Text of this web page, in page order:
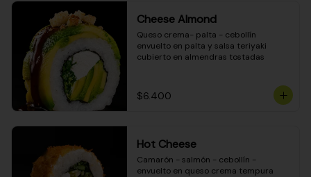
Cheese Almond
Queso crema- palta - cebollín
envuelto en palta y salsa teriyaki
cubierto en almendras tostadas
$6.400
Hot Cheese
Camarón - salmón - cebollín -
envuelto en queso crema tempura